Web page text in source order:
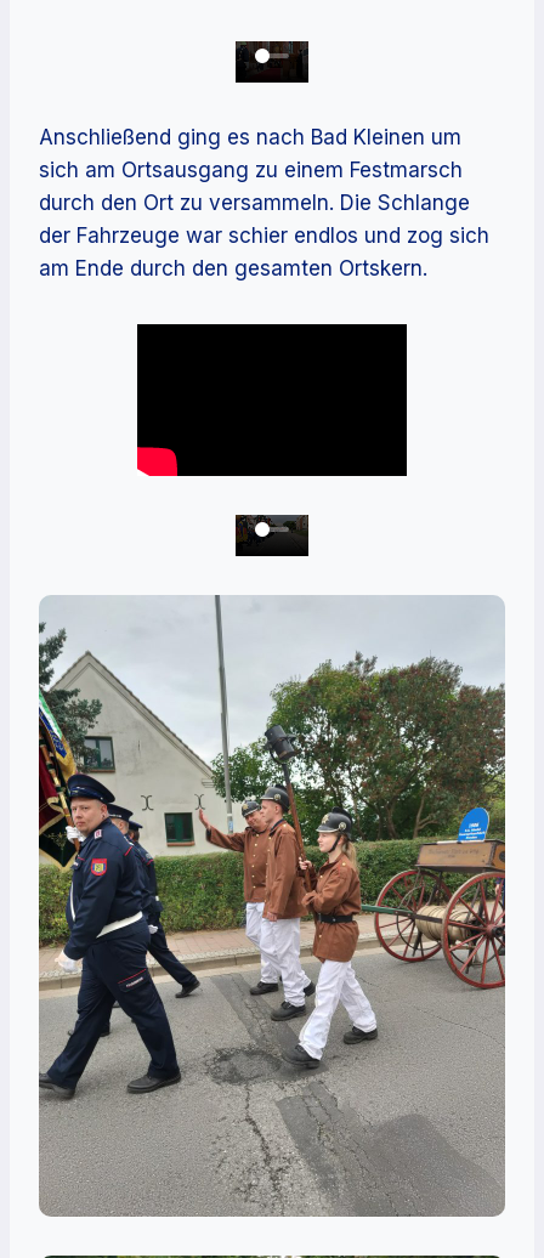
Anschließend ging es nach Bad Kleinen um
sich am Ortsausgang zu einem Festmarsch
durch den Ort zu versammeln. Die Schlange
der Fahrzeuge war schier endlos und zog sich
am Ende durch den gesamten Ortskern.